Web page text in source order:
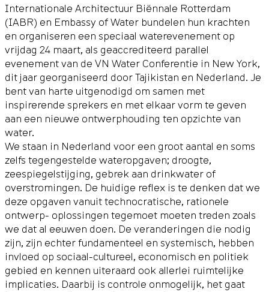
Internationale Architectuur Biënnale Rotterdam
(IABR) en Embassy of Water bundelen hun krachten
en organiseren een speciaal waterevenement op
vrijdag 24 maart, als geaccrediteerd parallel
evenement van de VN Water Conferentie in New York,
dit jaar georganiseerd door Tajikistan en Nederland. Je
bent van harte uitgenodigd om samen met
inspirerende sprekers en met elkaar vorm te geven
aan een nieuwe ontwerphouding ten opzichte van
water.
We staan in Nederland voor een groot aantal en soms
zelfs tegengestelde wateropgaven; droogte,
zeespiegelstijging, gebrek aan drinkwater of
overstromingen. De huidige reflex is te denken dat we
deze opgaven vanuit technocratische, rationele
ontwerp- oplossingen tegemoet moeten treden zoals
we dat al eeuwen doen. De veranderingen die nodig
zijn, zijn echter fundamenteel en systemisch, hebben
invloed op sociaal-cultureel, economisch en politiek
gebied en kennen uiteraard ook allerlei ruimtelijke
implicaties. Daarbij is controle onmogelijk, het gaat